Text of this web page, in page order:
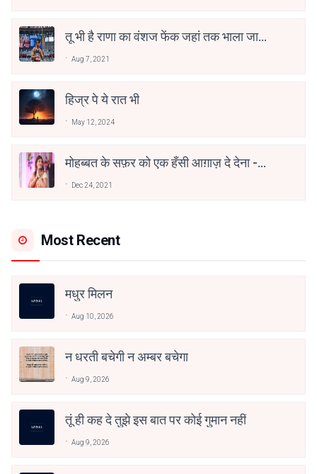
तू भी है राणा का वंशज फेंक जहां तक भाला जाए:
Aug 7, 2021
हिज्र पे ये रात भी
May 12, 2024
मोहब्बत के सफ़र को एक हँसी आग़ाज़ दे देना -
Dec 24, 2021
Most Recent
मधुर मिलन
Aug 10, 2026
न धरती बचेगी न अम्बर बचेगा
Aug 9, 2026
तूं ही कह दे तुझे इस बात पर कोई गुमान नहीं
Aug 9, 2026